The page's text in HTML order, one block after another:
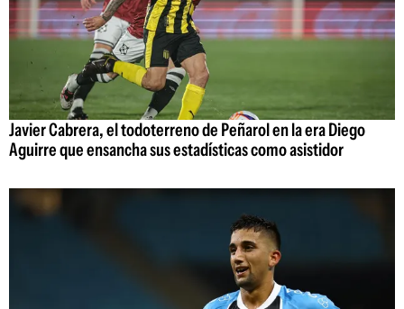
Javier Cabrera, el todoterreno de Peñarol en la era Diego
Aguirre que ensancha sus estadísticas como asistidor